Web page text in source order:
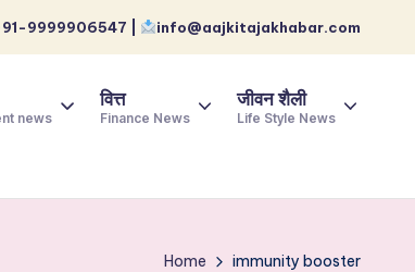
9999906547 | info@aajkitajakhabar.com
news
वित्त
Finance News
जीवन शैली
Life Style News
Home immunity booster